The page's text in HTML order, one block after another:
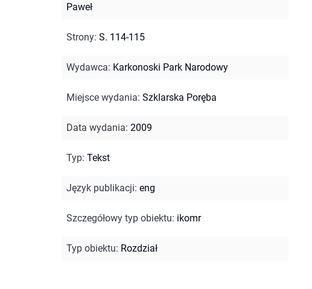
Paweł
Strony: S. 114-115
Wydawca: Karkonoski Park Narodowy
Miejsce wydania: Szklarska Poręba
Data wydania: 2009
Typ: Tekst
Język publikacji: eng
Szczegółowy typ obiektu: ikomr
Typ obiektu: Rozdział